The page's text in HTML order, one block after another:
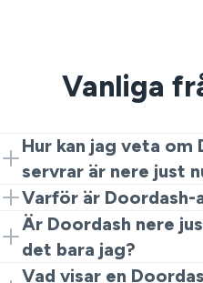
Vanliga
Hur kan jag veta om
servrar är nere just
Det enklaste sättet att
titta på live
sidan från VeePN. Det
Doordash är nere idag
Varför är Doordash-
När användare söker för
om deras Doordash-app
det ofta på ett tillfälligt
Är Doordash nere
det bara jag?
Om Doordash-
Vad visar en